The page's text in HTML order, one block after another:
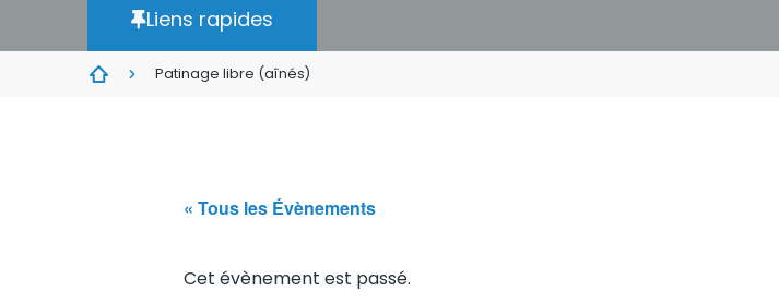
Liens rapides
Patinage libre (aînés)
« Tous les Évènements
Cet évènement est passé.